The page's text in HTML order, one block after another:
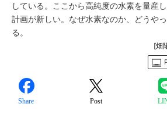
している。ここから高純度の水素を量産
計画が新しい。なぜ水素なのか、どうや
る。
[畑
Share Post